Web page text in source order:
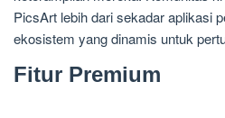
PicsArt lebih dari sekadar aplikasi
ekosistem yang dinamis untuk
Fitur Premium